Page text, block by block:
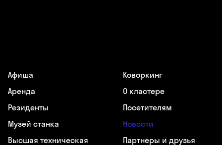
Афиша
Аренда
Резиденты
Музей станка
Высшая техническая
Коворкинг
О кластере
Посетителям
Новости
Партнеры и друзья